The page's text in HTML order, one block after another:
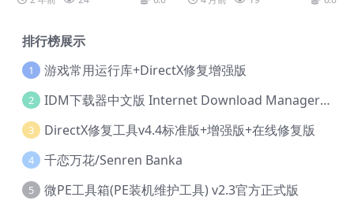
排行榜展示
1 游戏常用运行库+DirectX修复增强版
2 IDM下载器中文版 Internet Download Manager v6.42.36 IDM
3 DirectX修复工具v4.4标准版+增强版+在线修复版
4 千恋万花/Senren Banka
5 微PE工具箱(PE装机维护工具) v2.3官方正式版